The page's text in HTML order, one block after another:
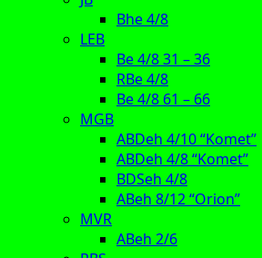
Bhe 4/8
LEB
Be 4/8 31 – 36
RBe 4/8
Be 4/8 61 – 66
MGB
ABDeh 4/10 “Komet”
ABDeh 4/8 “Komet”
BDSeh 4/8
ABeh 8/12 “Orion”
MVR
ABeh 2/6